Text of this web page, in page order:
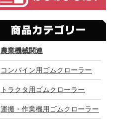
農業機械関連
コンバイン用ゴムクローラー
トラクタ用ゴムクローラー
運搬・作業機用ゴムクローラー